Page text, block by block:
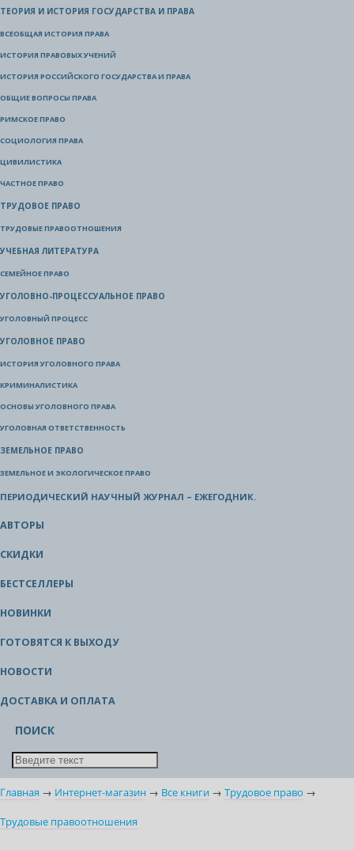
ТЕОРИЯ И ИСТОРИЯ ГОСУДАРСТВА И ПРАВА
ВСЕОБЩАЯ ИСТОРИЯ ПРАВА
ИСТОРИЯ ПРАВОВЫХ УЧЕНИЙ
ИСТОРИЯ РОССИЙСКОГО ГОСУДАРСТВА И ПРАВА
ОБЩИЕ ВОПРОСЫ ПРАВА
РИМСКОЕ ПРАВО
СОЦИОЛОГИЯ ПРАВА
ЦИВИЛИСТИКА
ЧАСТНОЕ ПРАВО
ТРУДОВОЕ ПРАВО
ТРУДОВЫЕ ПРАВООТНОШЕНИЯ
УЧЕБНАЯ ЛИТЕРАТУРА
СЕМЕЙНОЕ ПРАВО
УГОЛОВНО-ПРОЦЕССУАЛЬНОЕ ПРАВО
УГОЛОВНЫЙ ПРОЦЕСС
УГОЛОВНОЕ ПРАВО
ИСТОРИЯ УГОЛОВНОГО ПРАВА
КРИМИНАЛИСТИКА
ОСНОВЫ УГОЛОВНОГО ПРАВА
УГОЛОВНАЯ ОТВЕТСТВЕННОСТЬ
ЗЕМЕЛЬНОЕ ПРАВО
ЗЕМЕЛЬНОЕ И ЭКОЛОГИЧЕСКОЕ ПРАВО
ПЕРИОДИЧЕСКИЙ НАУЧНЫЙ ЖУРНАЛ – ЕЖЕГОДНИК.
АВТОРЫ
СКИДКИ
БЕСТСЕЛЛЕРЫ
НОВИНКИ
ГОТОВЯТСЯ К ВЫХОДУ
НОВОСТИ
ДОСТАВКА И ОПЛАТА
ПОИСК
Главная → Интернет-магазин → Все книги → Трудовое право →
Трудовые правоотношения